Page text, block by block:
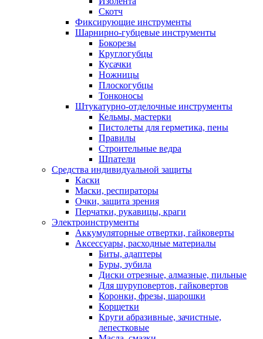
Скотч
Фиксирующие инструменты
Шарнирно-губцевые инструменты
Бокорезы
Круглогубцы
Кусачки
Ножницы
Плоскогубцы
Тонконосы
Штукатурно-отделочные инструменты
Кельмы, мастерки
Пистолеты для герметика, пены
Правилы
Строительные ведра
Шпатели
Средства индивидуальной защиты
Каски
Маски, респираторы
Очки, защита зрения
Перчатки, рукавицы, краги
Электроинструменты
Аккумуляторные отвертки, гайковерты
Аксессуары, расходные материалы
Биты, адаптеры
Буры, зубила
Диски отрезные, алмазные, пильные
Для шуруповертов, гайковертов
Коронки, фрезы, шарошки
Корщетки
Круги абразивные, зачистные,
лепестковые